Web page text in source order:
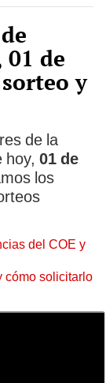
de
y
de la
01 de
los
del COE y
cómo solicitarlo